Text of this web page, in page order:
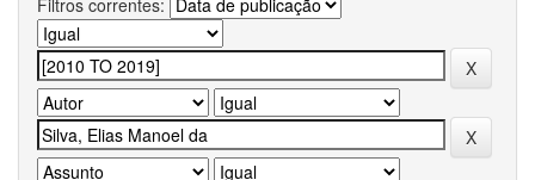
Filtros correntes: